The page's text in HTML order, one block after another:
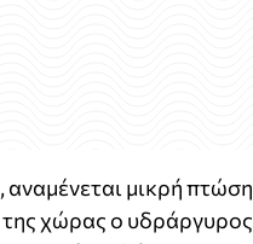
μικρή
χώρας ο